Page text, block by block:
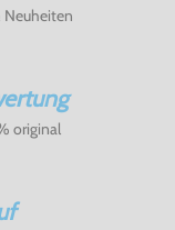
Neuheiten
original